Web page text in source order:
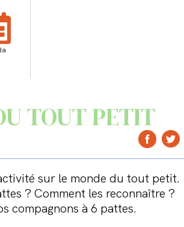
TOUT PETIT
sur le monde du tout petit.
? Comment les reconnaître ?
compagnons à 6 pattes.